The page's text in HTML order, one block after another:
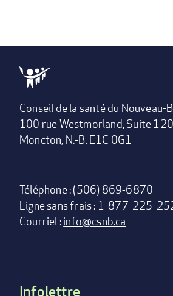
Conseil de la santé du Nouveau-
100 rue Westmorland, Suite 120
Moncton, N.-B. E1C 0G1
Téléphone : (506) 869-6870
Ligne sans frais : 1-877-225-
Courriel :info@csnb.ca
Infolettre